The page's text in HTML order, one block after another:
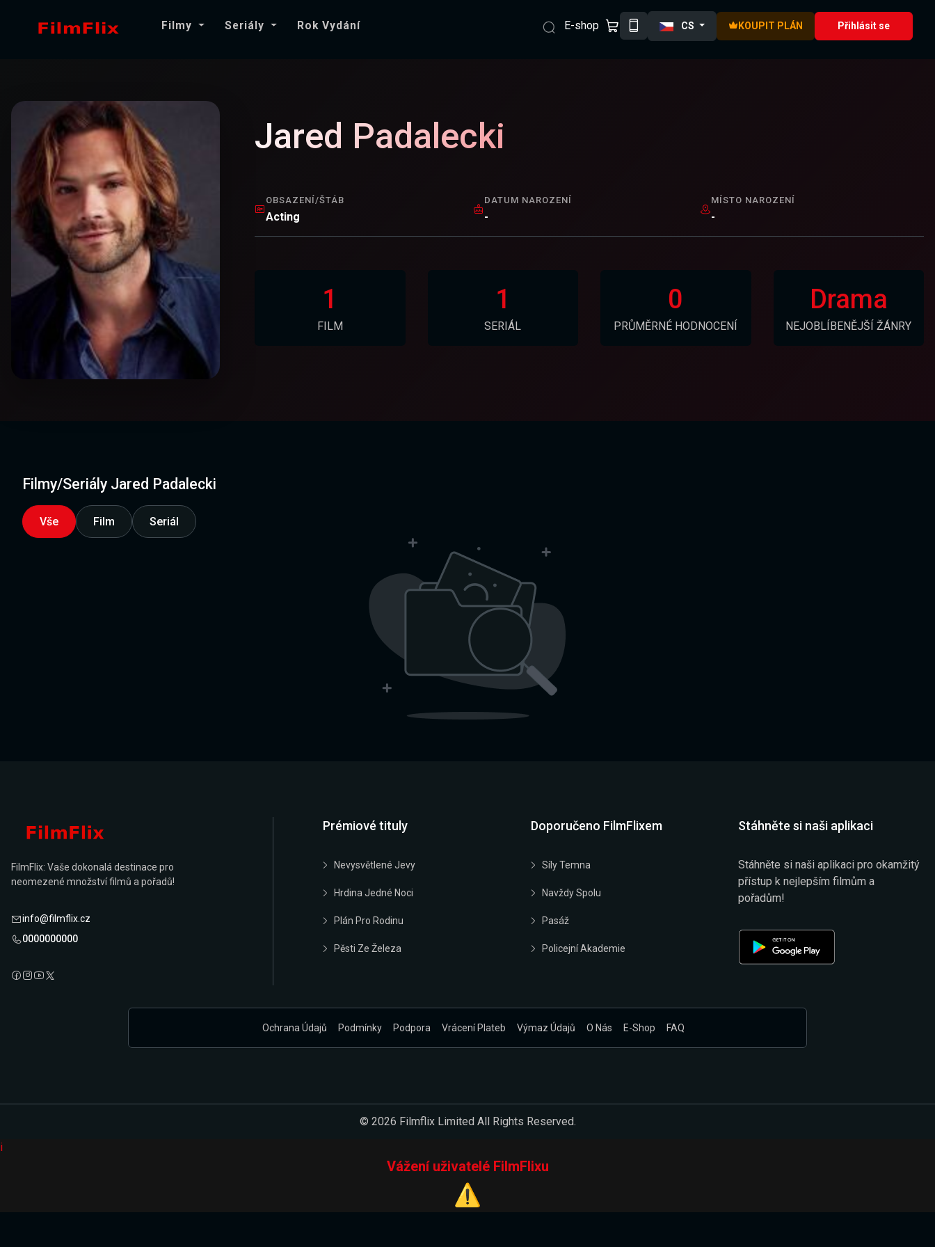
Filmy Seriály Rok Vydání E-shop CS KOUPIT PLÁN Přihlásit se
Jared Padalecki
OBSAZENÍ/ŠTÁB
Acting
DATUM NAROZENÍ
-
MÍSTO NAROZENÍ
-
1
FILM
1
SERIÁL
0
PRŮMĚRNÉ HODNOCENÍ
Drama
NEJOBLÍBENĚJŠÍ ŽÁNRY
Filmy/Seriály Jared Padalecki
Vše Film Seriál
FilmFlix: Vaše dokonalá destinace pro
neomezené množství filmů a pořadů!
info@filmflix.cz
0000000000
Prémiové tituly
Nevysvětlené Jevy
Hrdina Jedné Noci
Plán Pro Rodinu
Pěsti Ze Železa
Doporučeno FilmFlixem
Síly Temna
Navždy Spolu
Pasáž
Policejní Akademie
Stáhněte si naši aplikaci
Stáhněte si naši aplikaci pro okamžitý
přístup k nejlepším filmům a
pořadům!
Ochrana Údajů Podmínky Podpora Vrácení Plateb Výmaz Údajů O Nás E-Shop FAQ
© 2026 Filmflix Limited All Rights Reserved.
i
Vážení uživatelé FilmFlixu
⚠️